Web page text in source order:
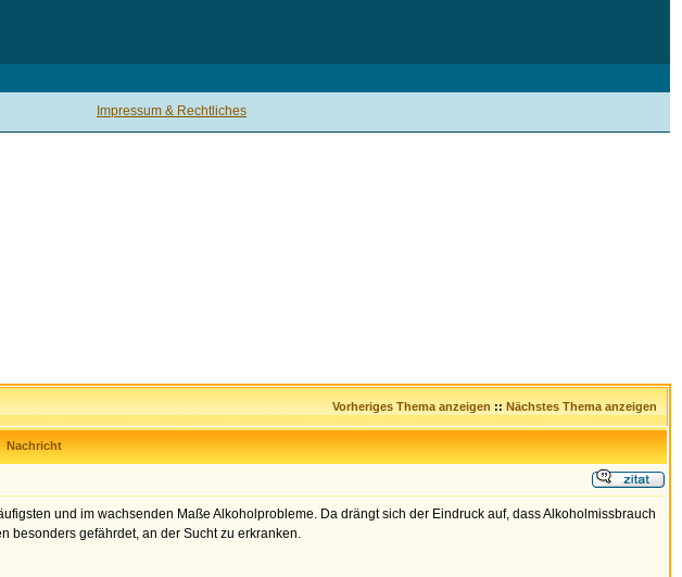
Vorheriges Thema anzeigen :: Nächstes Thema anzeigen
Nachricht
und im wachsenden Maße Alkoholprobleme. Da drängt sich der Eindruck auf, dass Alkoholmissbrauch
besonders gefährdet, an der Sucht zu erkranken.
Impressum & Rechtliches